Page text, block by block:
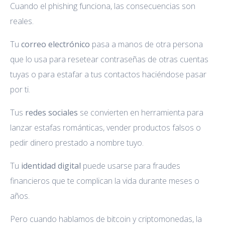
Cuando el phishing funciona, las consecuencias son
reales.
Tu correo electrónico pasa a manos de otra persona
que lo usa para resetear contraseñas de otras cuentas
tuyas o para estafar a tus contactos haciéndose pasar
por ti.
Tus redes sociales se convierten en herramienta para
lanzar estafas románticas, vender productos falsos o
pedir dinero prestado a nombre tuyo.
Tu identidad digital puede usarse para fraudes
financieros que te complican la vida durante meses o
años.
Pero cuando hablamos de bitcoin y criptomonedas, la